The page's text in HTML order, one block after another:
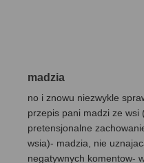
madzia
no i znowu niezwykle
przepis pani madzi ze wsi
pretensjonalne
wsia)- madzia, nie
negatywnych komentow-